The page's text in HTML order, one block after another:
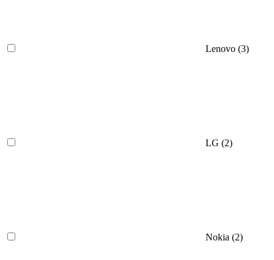
Lenovo (3)
LG (2)
Nokia (2)